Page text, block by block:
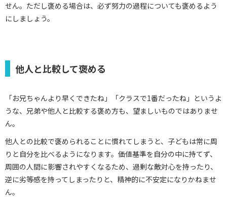
せん。ただし褒める場合は、必ず努力の過程についても褒めるよう
にしましょう。
他人と比較して褒める
「お兄ちゃんより早くできたね」「クラスで1番だったね」というよ
うな、兄弟や他人と比較する褒め方も、望ましいものではありませ
ん。
他人との比較で褒められることに慣れてしまうと、子どもは常に周
りと自分を比べるようになります。価値基準を自分の中に持てず、
周囲の人間に影響されやすくなるため、過剰な敵対心を持ったり、
逆に劣等感を持ってしまったりと、精神的に不安定になりかねませ
ん。